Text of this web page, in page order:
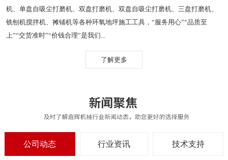
机、单盘自吸尘打磨机、双盘打磨机、双盘自吸尘打磨机、三盘打磨机、
铣刨机搅拌机、摊铺机等各种环氧地坪施工工具，“服务用心”“品质至
上”“交货准时”“价钱合理”是我们...
了解更多
公司动态 行业资讯 技术支持